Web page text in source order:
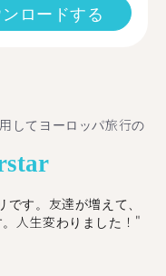
ロードする
してヨーロッパ旅行の
star
す。友達が増えて、
人生変わりました！"